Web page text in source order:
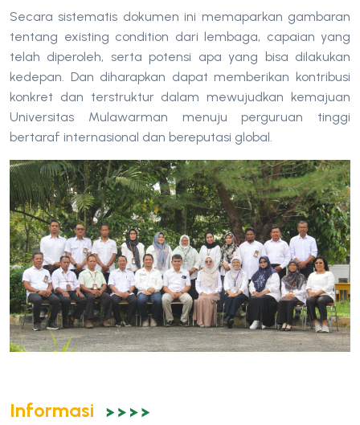
Secara sistematis dokumen ini memaparkan gambaran
tentang existing condition dari lembaga, capaian yang
telah diperoleh, serta potensi apa yang bisa dilakukan
kedepan. Dan diharapkan dapat memberikan kontribusi
konkret dan terstruktur dalam mewujudkan kemajuan
Universitas Mulawarman menuju perguruan tinggi
bertaraf internasional dan bereputasi global.
Informasi